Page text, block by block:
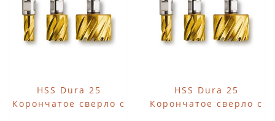
HSS Dura 25
Корончатое сверло с
HSS Dura 25
Корончатое сверло с